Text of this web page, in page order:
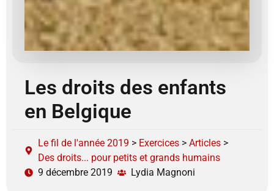
Les droits des enfants
en Belgique
Le fil de l'année 2019 > Exercices > Articles >
Des droits... pour petits et grands humains
9 décembre 2019
Lydia Magnoni